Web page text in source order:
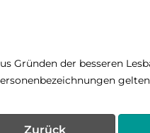
Gründen der besseren
Zurück